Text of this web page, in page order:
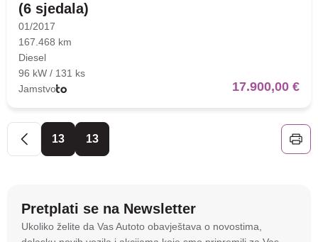
(6 sjedala)
01/2017
167.468 km
Diesel
96 kW / 131 ks
Jamstvo
17.900,00 €
13 13
Pretplati se na Newsletter
Ukoliko želite da Vas Autoto obavještava o novostima,
Na stranici
tehnologije kako bismo spremali i pristupali